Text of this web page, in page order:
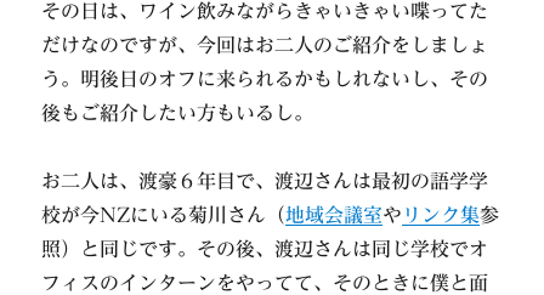
その日は、ワイン飲みながらきゃいきゃい喋ってた
だけなのですが、今回はお二人のご紹介をしましょ
う。明後日のオフに来られるかもしれないし、その
後もご紹介したい方もいるし。
お二人は、渡豪６年目で、渡辺さんは最初の語学学
校が今NZにいる菊川さん（地域会議室や リンク集参
照）と同じです。その後、渡辺さんは同じ学校でオ
フィスのインターンをやってて、そのときに僕と面